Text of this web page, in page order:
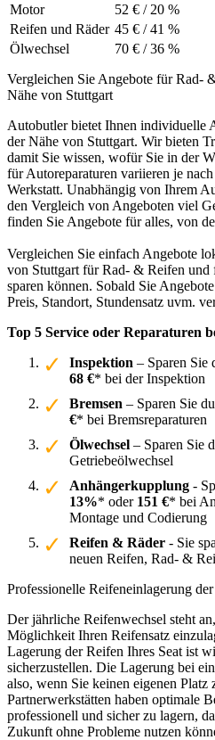
Motor 52 € / 20 %
Reifen und Räder 45 € / 41 %
Ölwechsel 70 € / 36 %
Vergleichen Sie Angebote für Rad-
Nähe von Stuttgart
Autobutler bietet Ihnen individuelle
der Nähe von Stuttgart. Wir bieten
damit Sie wissen, wofür Sie in der
für Autoreparaturen variieren je
Werkstatt. Unabhängig von Ihrem
den Vergleich von Angeboten viel
finden Sie Angebote für alles, von
Vergleichen Sie einfach Angebote
von Stuttgart für Rad- & Reifen und
sparen können. Sobald Sie
Preis, Standort, Stundensatz uvm.
Top 5 Service oder Reparaturen
Inspektion – Sparen Sie
68 €* bei der Inspektion
Bremsen – Sparen Sie
€* bei Bremsreparaturen
Ölwechsel – Sparen Sie
Getriebeölwechsel
Anhängerkupplung -
13%* oder 151 €* bei
Montage und Codierung
Reifen & Räder - Sie
neuen Reifen, Rad- &
Professionelle Reifeneinlagerung
Der jährliche Reifenwechsel steht
Möglichkeit Ihren Reifensatz
Lagerung der Reifen Ihres Seat ist
sicherzustellen. Die Lagerung bei
also, wenn Sie keinen eigenen Platz
Partnerwerkstätten haben optimale
professionell und sicher zu lagern,
Zukunft ohne Probleme nutzen